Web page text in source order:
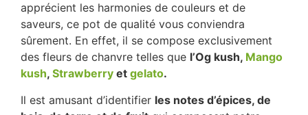
apprécient les harmonies de couleurs et de
saveurs, ce pot de qualité vous conviendra
sûrement. En effet, il se compose exclusivement
des fleurs de chanvre telles que l’Og kush, Mango
kush, Strawberry et gelato.
Il est amusant d’identifier les notes d’épices, de